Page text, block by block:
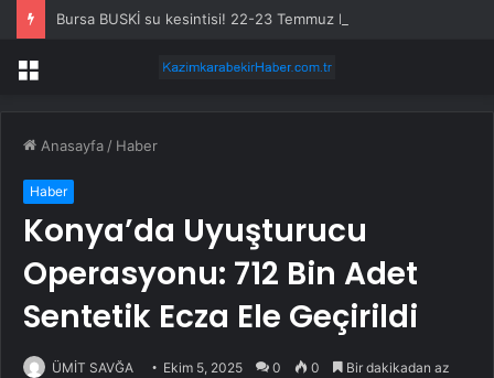
Menü
Anasayfa / Haber
Haber
Konya’da Uyuşturucu
Operasyonu: 712 Bin Adet
Sentetik Ecza Ele Geçirildi
ÜMİT SAVĞA Ekim 5, 2025 0 0 Bir dakikadan az